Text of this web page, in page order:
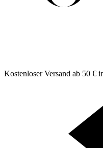
Kostenloser Versand ab 50 €